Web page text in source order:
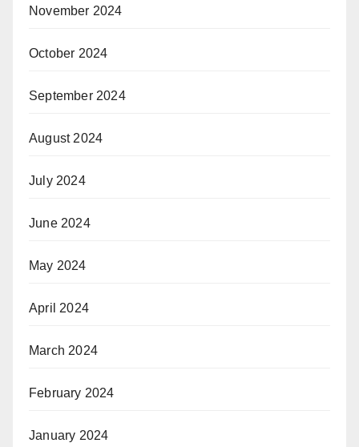
November 2024
October 2024
September 2024
August 2024
July 2024
June 2024
May 2024
April 2024
March 2024
February 2024
January 2024